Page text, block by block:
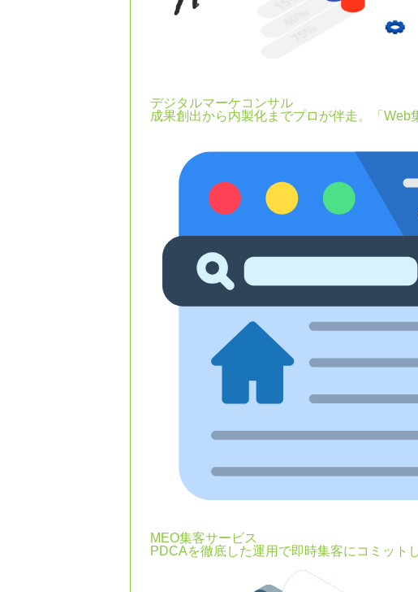
デジタルマーケコンサル
成果創出から内製化までプロが伴走。「Web
MEO集客サービス
PDCAを徹底した運用で即時集客にコミット